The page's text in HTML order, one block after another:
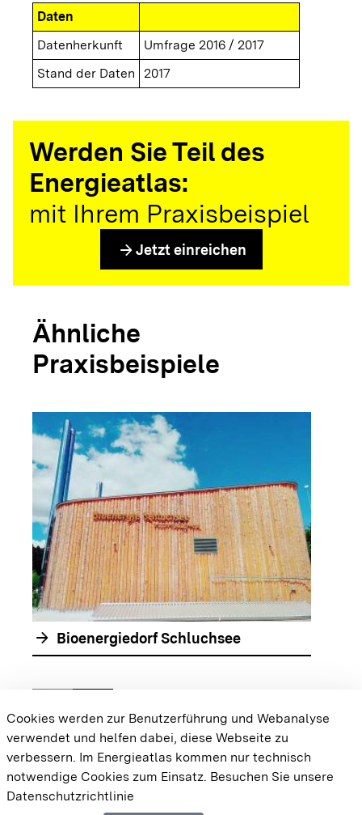
Daten
Datenherkunft
Umfrage 2016 / 2017
Stand der Daten
2017
Werden Sie Teil des
Energieatlas:
mit Ihrem Praxisbeispiel
arrow_forward Jetzt einreichen
Ähnliche
Praxisbeispiele
arrow_forward Bioenergiedorf Schluchsee
Zur vorhergehenden Folie springen
chevron_rightZur nächsten Folie springen
{{#displayPraxisbeispielMap}} {{{body}}}
{{/displayPraxisbeispielMap}}
Cookie-EinstellungenBarrierefreiheit
Cookies werden zur Benutzerführung und Webanalyse
verwendet und helfen dabei, diese Webseite zu
verbessern. Im Energieatlas kommen nur technisch
notwendige Cookies zum Einsatz. Besuchen Sie unsere
Datenschutzrichtlinie